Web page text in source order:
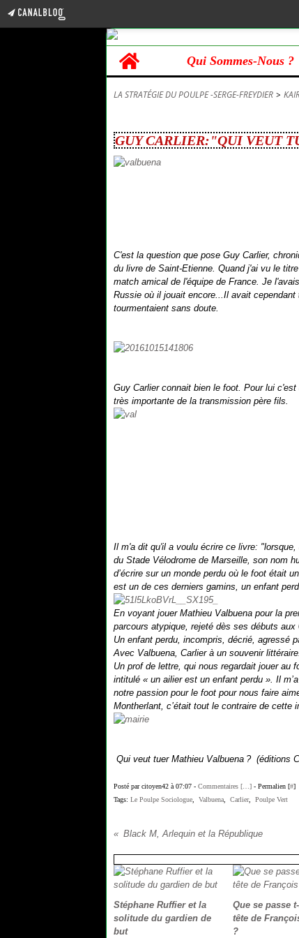
Home
Qui Sommes-Nous ?
LA STRATÉGIE DU POULPE -SERGE-FREYDIER >
GUY CARLIER:"QUI VEUT
C'est la question que pose Guy Carlier,
du livre de Saint-Etienne. Quand j'ai vu le
match amical de l'équipe de France. Je
Russie où il jouait encore...Il avait
tourmentaient sans doute.
Guy Carlier connait bien le foot. Pour lui
très importante de la transmission père fils.
Il m'a dit qu'il a voulu écrire ce livre:
du Stade Vélodrome de Marseille, son nom
d’écrire sur un monde perdu où le foot était
est un de ces derniers gamins, un enfant
En voyant jouer Mathieu Valbuena pour la
parcours atypique, rejeté dès ses débuts
Un enfant perdu, incompris, décrié, agressé
Avec Valbuena, Carlier à un souvenir
Un prof de lettre, qui nous regardait jouer au
intitulé « un ailier est un enfant perdu ». Il
notre passion pour le foot pour nous faire
Montherlant, c’était tout le contraire de cette
Qui veut tuer Mathieu Valbuena ? (éditions
Posté par citoyen42 à 07:07 - Commentaires [ ] - Permalien [#]
Tags: Le Poulpe Sociologue Valbuena Carlier, Poulpe Vert
Black M, Arlequin et la République
Stéphane Ruffier et la
solitude du gardien de
but
Que se passe
tête de
?